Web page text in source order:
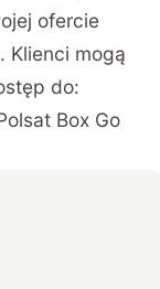
ofercie
Klienci mogą
do:
Box Go